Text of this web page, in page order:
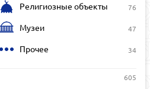
Религиозные объекты 76
Музеи 47
Прочее 34
605